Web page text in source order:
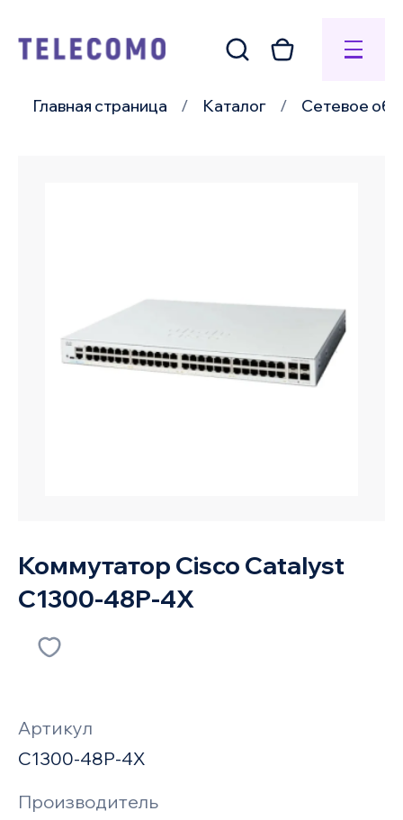
Главная страница Каталог Сетевое
Коммутатор Cisco Catalyst
C1300-48P-4X
Артикул
C1300-48P-4X
Производитель